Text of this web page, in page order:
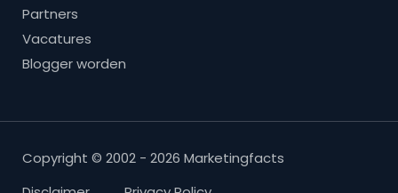
Partners
Vacatures
Blogger worden
Copyright © 2002 - 2026 Marketingfacts